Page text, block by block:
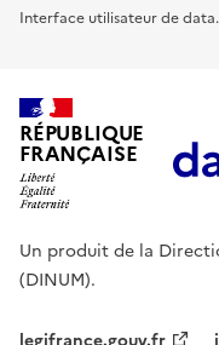
Interface utilisateur de
RÉPUBLIQUE
FRANÇAISE
Un produit de la
(DINUM).